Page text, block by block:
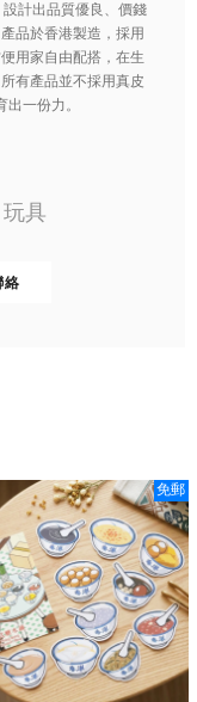
計出品質優良、價錢
品於香港製造，採用
用家自由配搭，在生
有產品並不採用真皮
一份力。
具
絡
免郵